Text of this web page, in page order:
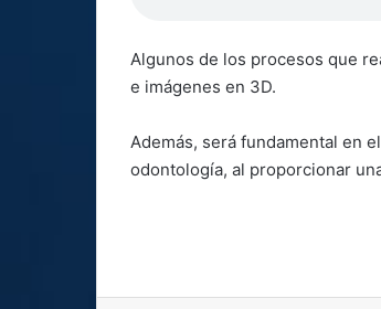
Algunos de los procesos que
e imágenes en 3D.
Además, será fundamental en
odontología, al proporcionar